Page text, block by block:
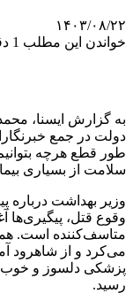
۱۴۰۳/۰۸/۲۲
خواندن این مطلب 1 دقیقه زمان میبرد
به گزارش ایسنا،
دولت در جمع
طور قطع هرچه
سلامت از بسیاری
وزیر بهداشت
وقوع قتل، پیگیری‌ها
متاسف‌کننده است.
می‌کرد و از شاهرود
پزشکی دلسوز و خوب
رسید.